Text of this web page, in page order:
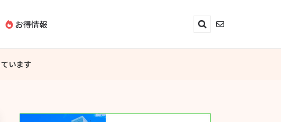
お得情報
います